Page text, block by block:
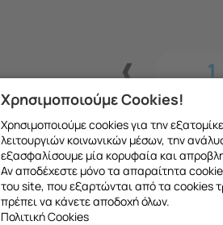
1
Χρησιμοποιούμε Cookies!
Χρησιμοποιούμε cookies για την
λειτουργιών κοινωνικών μέσων, την
εξασφαλίσουμε μία κορυφαία και
Αν αποδέχεστε μόνο τα απαραίτητα
του site, που εξαρτώνται από τα cookies
πρέπει να κάνετε αποδοχή όλων.
Πολιτική Cookies